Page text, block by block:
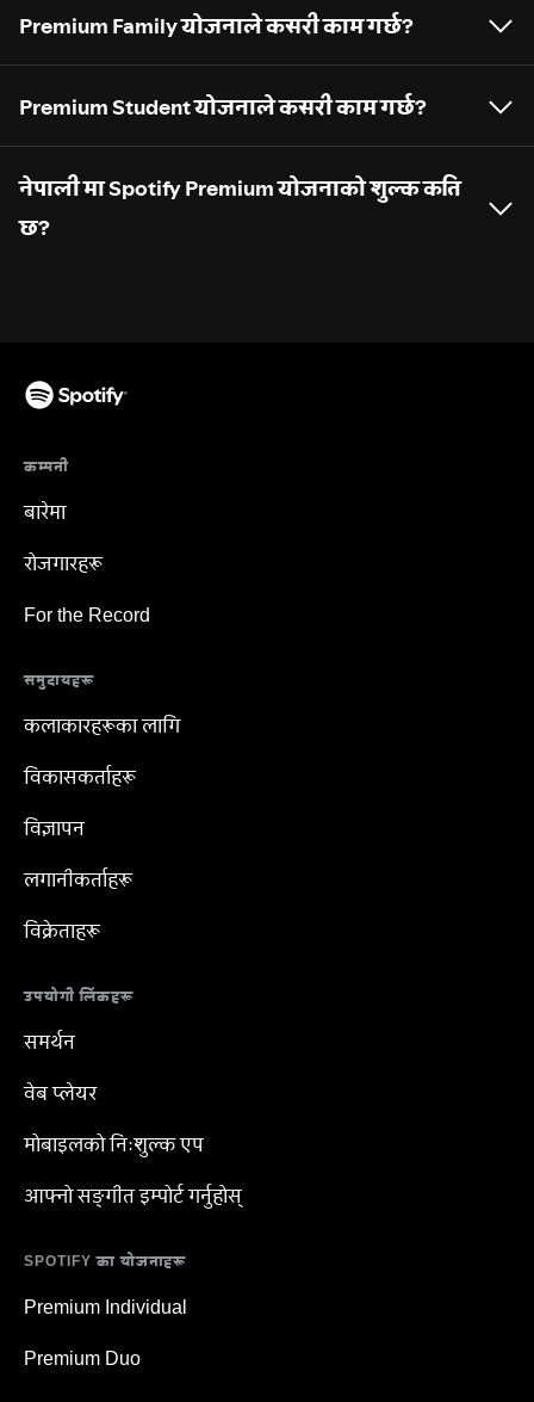
Premium Family योजनाले कसरी काम गर्छ?
Premium Student योजनाले कसरी काम गर्छ?
नेपाली मा Spotify Premium योजनाको शुल्क कति
छ?
कम्पनी
बारेमा
रोजगारहरू
For the Record
समुदायहरू
कलाकारहरूका लागि
विकासकर्ताहरू
विज्ञापन
लगानीकर्ताहरू
विक्रेताहरू
उपयोगी लिंकहरू
समर्थन
वेब प्लेयर
मोबाइलको निःशुल्क एप
आफ्नो सङ्गीत इम्पोर्ट गर्नुहोस्
SPOTIFY का योजनाहरू
Premium Individual
Premium Duo